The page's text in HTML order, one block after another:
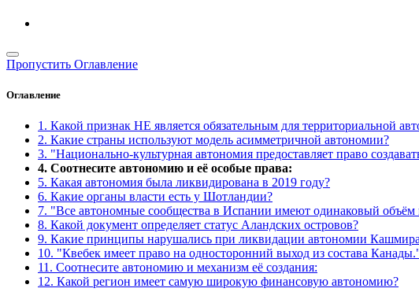
Пропустить Оглавление
Оглавление
1. Какой признак НЕ является обязательным для территориальной
2. Какие страны используют модель асимметричной автономии?
3. "Национально-культурная автономия предоставляет право
4. Соотнесите автономию и её особые права:
5. Какая автономия была ликвидирована в 2019 году?
6. Какие органы власти есть у Шотландии?
7. "Все автономные сообщества в Испании имеют одинаковый
8. Какой документ определяет статус Аландских островов?
9. Какие принципы нарушались при ликвидации автономии
10. "Квебек имеет право на односторонний выход из состава
11. Соотнесите автономию и механизм её создания:
12. Какой регион имеет самую широкую финансовую автономию?